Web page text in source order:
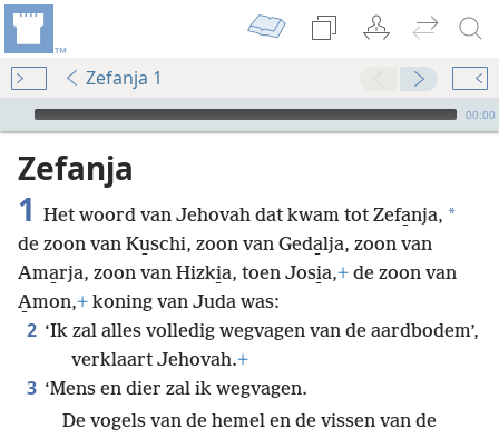
Zefanja 1
Audio Player
00:00
Zefanja
1 Het woord van Jehovah dat kwam tot Zefa̱nja, *
de zoon van Ku̱schi, zoon van Geda̱lja, zoon van
Ama̱rja, zoon van Hizki̱a, toen Josi̱a,+ de zoon van
A̱mon,+ koning van Juda was:
2 ‘Ik zal alles volledig wegvagen van de aardbodem’,
verklaart Jehovah.+
3 ‘Mens en dier zal ik wegvagen.
De vogels van de hemel en de vissen van de